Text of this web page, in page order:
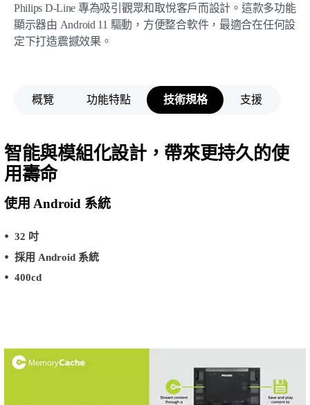
Philips D-Line 專為吸引觀眾和取悅客戶而設計。這款多功能
顯示器由 Android 11 驅動，方便整合軟件，最適合在任何設
定下打造震撼效果。
概覽 功能特點 技術規格 支援
智能與模組化設計，帶來更持久的使
用壽命
使用 Android 系統
32 吋
採用 Android 系統
400cd